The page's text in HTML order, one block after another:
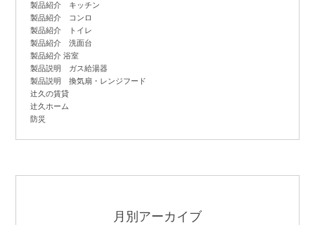
製品紹介 キッチン
製品紹介 コンロ
製品紹介 トイレ
製品紹介 洗面台
製品紹介 浴室
製品説明 ガス給湯器
製品説明 換気扇・レンジフード
辻久の賃貸
辻久ホーム
防災
月別アーカイブ